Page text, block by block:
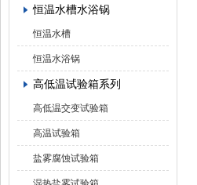
恒温水槽水浴锅
恒温水槽
恒温水浴锅
高低温试验箱系列
高低温交变试验箱
高温试验箱
盐雾腐蚀试验箱